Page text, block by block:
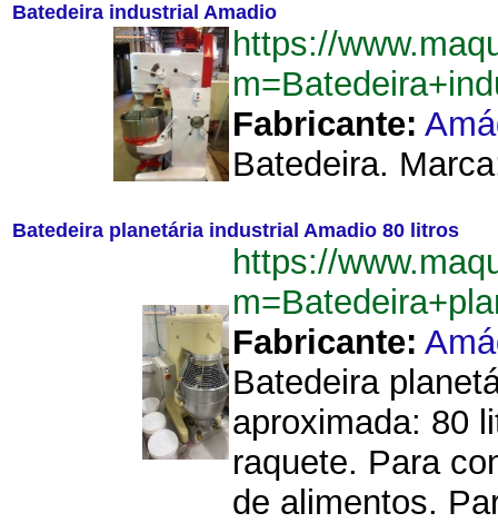
Batedeira industrial Amadio
https://
Fabricante:
Batedeira.
Batedeira planetária industrial Amadio 80 litros
https://
Fabricante:
Batedeira
aproximada: 80
raquete. Para
de alimentos.